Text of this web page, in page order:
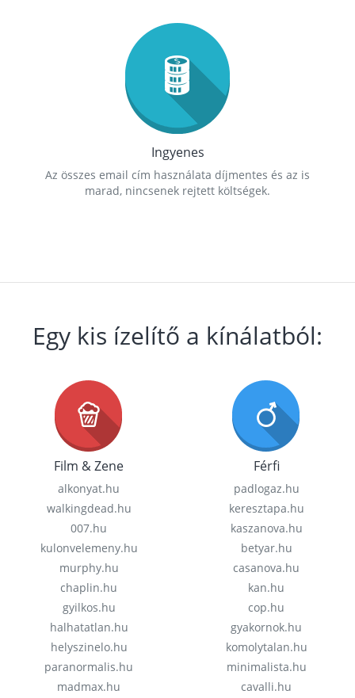
Ingyenes
Az összes email cím használata díjmentes és az is
marad, nincsenek rejtett költségek.
Egy kis ízelítő a kínálatból:
Film & Zene
alkonyat.hu
walkingdead.hu
007.hu
kulonvelemeny.hu
murphy.hu
chaplin.hu
gyilkos.hu
halhatatlan.hu
helyszinelo.hu
paranormalis.hu
madmax.hu
Férfi
padlogaz.hu
keresztapa.hu
kaszanova.hu
betyar.hu
casanova.hu
kan.hu
cop.hu
gyakornok.hu
komolytalan.hu
minimalista.hu
cavalli.hu